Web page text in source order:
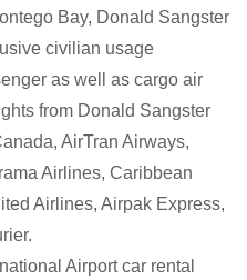
Bay, Donald Sangster
civilian usage
as well as cargo air
from Donald Sangster
AirTran Airways,
Airlines, Caribbean
Airlines, Airpak Express,
Airport car rental